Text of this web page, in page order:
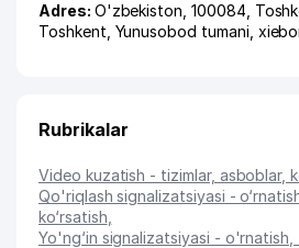
Adres: O'zbekiston, 100084,
Toshkent Yunusobod tumani
Rubrikalar
Video kuzatish - tizimlar, asboblar,
Qo'riqlash signalizatsiyasi -
ko‘rsatish
Yo'ng‘in signalizatsiyasi -